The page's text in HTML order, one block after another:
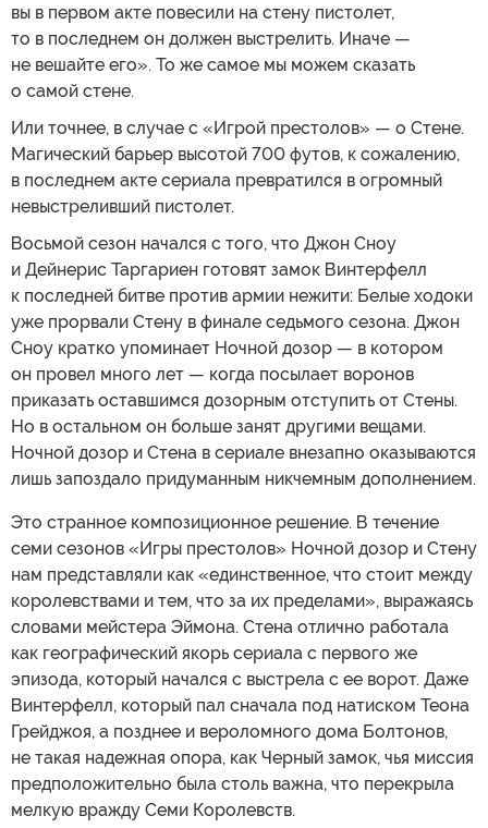
вы в первом акте повесили на стену пистолет,
то в последнем он должен выстрелить. Иначе —
не вешайте его». То же самое мы можем сказать
о самой стене.
Или точнее, в случае с «Игрой престолов» — о Стене.
Магический барьер высотой 700 футов, к сожалению,
в последнем акте сериала превратился в огромный
невыстреливший пистолет.
Восьмой сезон начался с того, что Джон Сноу
и Дейнерис Таргариен готовят замок Винтерфелл
к последней битве против армии нежити: Белые ходоки
уже прорвали Стену в финале седьмого сезона. Джон
Сноу кратко упоминает Ночной дозор — в котором
он провел много лет — когда посылает воронов
приказать оставшимся дозорным отступить от Стены.
Но в остальном он больше занят другими вещами.
Ночной дозор и Стена в сериале внезапно оказываются
лишь запоздало придуманным никчемным дополнением.
Это странное композиционное решение. В течение
семи сезонов «Игры престолов» Ночной дозор и Стену
нам представляли как «единственное, что стоит между
королевствами и тем, что за их пределами», выражаясь
словами мейстера Эймона. Стена отлично работала
как географический якорь сериала с первого же
эпизода, который начался с выстрела с ее ворот. Даже
Винтерфелл, который пал сначала под натиском Теона
Грейджоя, а позднее и вероломного дома Болтонов,
не такая надежная опора, как Черный замок, чья миссия
предположительно была столь важна, что перекрыла
мелкую вражду Семи Королевств.